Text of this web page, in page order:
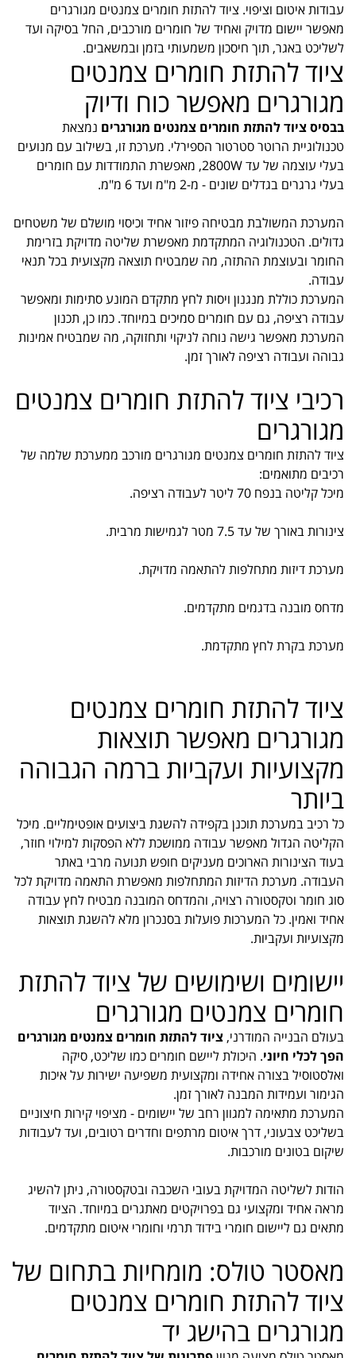
עבודות איטום וציפוי. ציוד להתזת חומרים צמנטים מגורגרים
מאפשר יישום מדויק ואחיד של חומרים מורכבים, החל בסיקה ועד
לשליכט באגר, תוך חיסכון משמעותי בזמן ובמשאבים.
ציוד להתזת חומרים צמנטים
מגורגרים מאפשר כוח ודיוק
בבסיס ציוד להתזת חומרים צמנטים מגורגרים נמצאת
טכנולוגיית הרוטר סטרטור הספירלי. מערכת זו, בשילוב עם מנועים
בעלי עוצמה של עד 2800W, מאפשרת התמודדות עם חומרים
בעלי גרגרים בגדלים שונים - מ-2 מ"מ ועד 6 מ"מ.
המערכת המשולבת מבטיחה פיזור אחיד וכיסוי מושלם של משטחים
גדולים. הטכנולוגיה המתקדמת מאפשרת שליטה מדויקת בזרימת
החומר ובעוצמת ההתזה, מה שמבטיח תוצאה מקצועית בכל תנאי
עבודה.
המערכת כוללת מנגנון ויסות לחץ מתקדם המונע סתימות ומאפשר
עבודה רציפה, גם עם חומרים סמיכים במיוחד. כמו כן, תכנון
המערכת מאפשר גישה נוחה לניקוי ותחזוקה, מה שמבטיח אמינות
גבוהה ועבודה רציפה לאורך זמן.
רכיבי ציוד להתזת חומרים צמנטים
מגורגרים
ציוד להתזת חומרים צמנטים מגורגרים מורכב ממערכת שלמה של
רכיבים מתואמים:
מיכל קליטה בנפח 70 ליטר לעבודה רציפה.
צינורות באורך של עד 7.5 מטר לגמישות מרבית.
מערכת דיזות מתחלפות להתאמה מדויקת.
מדחס מובנה בדגמים מתקדמים.
מערכת בקרת לחץ מתקדמת.
ציוד להתזת חומרים צמנטים
מגורגרים מאפשר תוצאות
מקצועיות ועקביות ברמה הגבוהה
ביותר
כל רכיב במערכת תוכנן בקפידה להשגת ביצועים אופטימליים. מיכל
הקליטה הגדול מאפשר עבודה ממושכת ללא הפסקות למילוי חוזר,
בעוד הצינורות הארוכים מעניקים חופש תנועה מרבי באתר
העבודה. מערכת הדיזות המתחלפות מאפשרת התאמה מדויקת לכל
סוג חומר וטקסטורה רצויה, והמדחס המובנה מבטיח לחץ עבודה
אחיד ואמין. כל המערכות פועלות בסנכרון מלא להשגת תוצאות
מקצועיות ועקביות.
יישומים ושימושים של ציוד להתזת
חומרים צמנטים מגורגרים
בעולם הבנייה המודרני, ציוד להתזת חומרים צמנטים מגורגרים
הפך לכלי חיוני. היכולת ליישם חומרים כמו שליכט, סיקה
ואלסטוסיל בצורה אחידה ומקצועית משפיעה ישירות על איכות
הגימור ועמידות המבנה לאורך זמן.
המערכת מתאימה למגוון רחב של יישומים - מציפוי קירות חיצוניים
בשליכט צבעוני, דרך איטום מרתפים וחדרים רטובים, ועד לעבודות
שיקום בטונים מורכבות.
הודות לשליטה המדויקת בעובי השכבה ובטקסטורה, ניתן להשיג
מראה אחיד ומקצועי גם בפרויקטים מאתגרים במיוחד. הציוד
מתאים גם ליישום חומרי בידוד תרמי וחומרי איטום מתקדמים.
מאסטר טולס: מומחיות בתחום של
ציוד להתזת חומרים צמנטים
מגורגרים בהישג יד